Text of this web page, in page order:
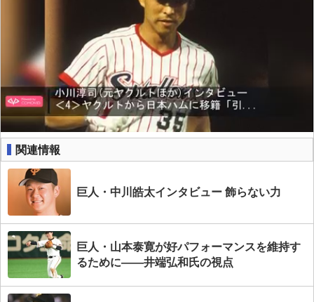
関連情報
巨人・中川皓太インタビュー 飾らない力
巨人・山本泰寛が好パフォーマンスを維持す
るために――井端弘和氏の視点